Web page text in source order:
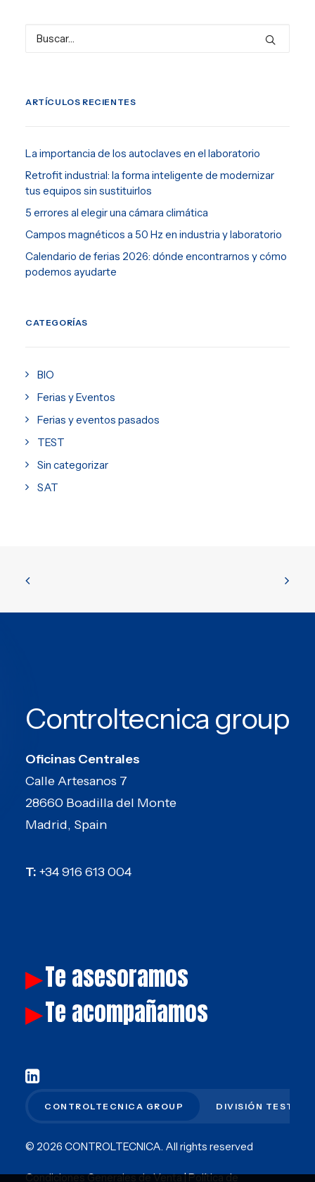
ARTÍCULOS RECIENTES
La importancia de los autoclaves en el laboratorio
Retrofit industrial: la forma inteligente de modernizar
tus equipos sin sustituirlos
5 errores al elegir una cámara climática
Campos magnéticos a 50 Hz en industria y laboratorio
Calendario de ferias 2026: dónde encontrarnos y cómo
podemos ayudarte
CATEGORÍAS
BIO
Ferias y Eventos
Ferias y eventos pasados
TEST
Sin categorizar
SAT
Controltecnica group
Oficinas Centrales
Calle Artesanos 7
28660 Boadilla del Monte
Madrid, Spain
T: +34 916 613 004
▶Te asesoramos
▶Te acompañamos
CONTROLTECNICA GROUP DIVISIÓN TEST
© 2026 CONTROLTECNICA. All rights reserved
Condiciones Generales de Venta|Política de